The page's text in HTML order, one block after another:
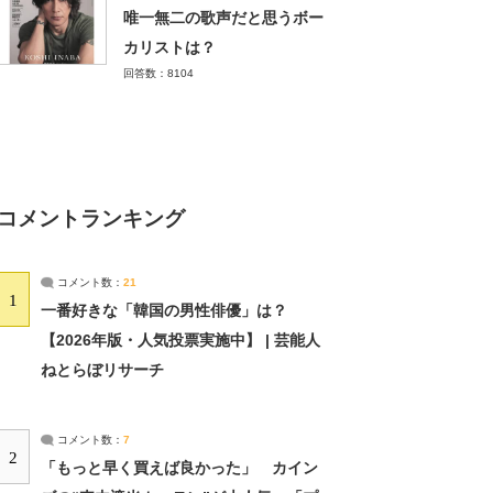
唯一無二の歌声だと思うボー
カリストは？
回答数：8104
コメントランキング
1
コメント数： 21
一番好きな「韓国の男性俳優」は？
【2026年版・人気投票実施中】 | 芸能人
ねとらぼリサーチ
2
コメント数： 7
「もっと早く買えば良かった」 カイン